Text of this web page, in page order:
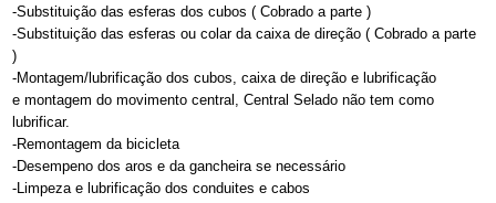
-Substituição das esferas dos cubos ( Cobrado a parte )
-Substituição das esferas ou colar da caixa de direção ( Cobrado a parte
)
-Montagem/lubrificação dos cubos, caixa de direção e lubrificação
e montagem do movimento central, Central Selado não tem como
lubrificar.
-Remontagem da bicicleta
-Desempeno dos aros e da gancheira se necessário
-Limpeza e lubrificação dos conduites e cabos